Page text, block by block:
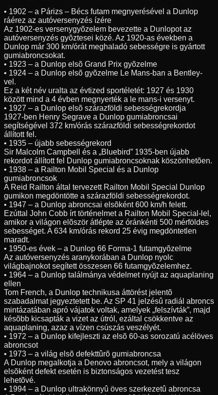
• 1902 – a Párizs – Bécs futam megnyerésével a Dunlop
ráérez az autóversenyzés ízére
Az 1902-es versenygyõzelem bevezette a Dunlopot az
autóversenyzés gyõztesei közé. Az 1920-as években a
Dunlop már 300 km/órát meghaladó sebességre is gyártott
gumiabroncsokat.
• 1923 – a Dunlop elsõ Grand Prix gyõzelme
• 1924 – a Dunlop elsõ gyõzelme Le Mans-ban a Bentley-
vel.
Ez a két név uralta az évtized sportéletét: 1927 és 1930
között mind a 4 évben megnyerték a le mans-i versenyt.
• 1927 – a Dunlop elsõ szárazföldi sebességrekordja
1927-ben Henry Segrave a Dunlop gumiabroncsai
segítségével 372 km/órás szárazföldi sebességrekordot
állított fel.
• 1935 – újabb sebességrekord
Sir Malcolm Campbell és a „Bluebird” 1935-ben újabb
rekordot állított fel Dunlop gumiabroncsoknak köszönhetõen.
• 1938 – a Railton Mobil Special és a Dunlop
gumiabroncsok
A Reid Railton által tervezett Railton Mobil Special Dunlop
gumikon megdöntötte a szárazföldi sebességrekordot.
• 1947 – a Dunlop abroncsai elsõként 600 km/h felett.
Ezúttal John Cobb írt történelmet a Railton Mobil Special-lel,
amikor a világon elõször átlépte az óránkénti 500 mérföldes
sebességet. A 634 km/órás rekord 25 évig megdöntetlen
maradt.
• 1950-es évek – a Dunlop 66 Forma-1 futamgyõzelme
Az autóversenyzés aranykorában a Dunlop nyolc
világbajnokot segített összesen 66 futamgyõzelemhez.
• 1964 – a Dunlop találmánya védelmet nyújt az aquaplaning
ellen
Tom French, a Dunlop technikusa áttörést jelentõ
szabadalmat jegyeztetett be. Az SP 41 jelzésû radiál abroncs
mintázatában apró vájatok voltak, amelyek „felszívták”, majd
késõbb kicsapták a vizet az útról, ezáltal csökkentve az
aquaplaning, azaz a vízen csúszás veszélyét.
• 1972 – a Dunlop kifejleszti az elsõ 60-as sorozatú acélöves
abroncsot
• 1973 – a világ elsõ defekttûrõ gumiabroncsa
A Dunlop megalkotja a Denovo abroncsot, mely a világon
elsõként defekt esetén is biztonságos vezetést tesz
lehetõvé.
• 1994 – a Dunlop ultrakönnyû öves szerkezetû abroncsa